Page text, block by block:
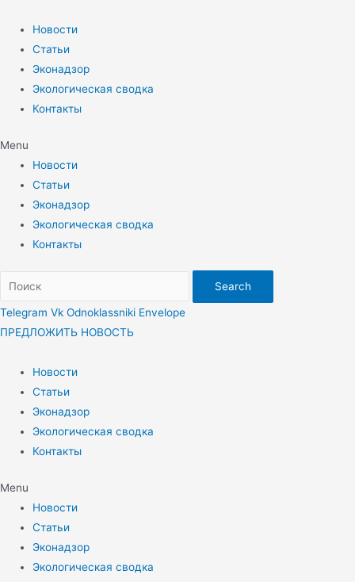
содержимому
Новости
Статьи
Эконадзор
Экологическая сводка
Контакты
Menu
Новости
Статьи
Эконадзор
Экологическая сводка
Контакты
Search
Telegram Vk Odnoklassniki Envelope
ПРЕДЛОЖИТЬ НОВОСТЬ
Новости
Статьи
Эконадзор
Экологическая сводка
Контакты
Menu
Новости
Статьи
Эконадзор
Экологическая сводка